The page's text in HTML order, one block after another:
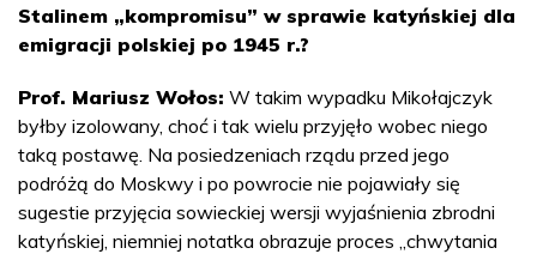
Stalinem „kompromisu” w sprawie katyńskiej dla
emigracji polskiej po 1945 r.?
Prof. Mariusz Wołos: W takim wypadku Mikołajczyk
byłby izolowany, choć i tak wielu przyjęło wobec niego
taką postawę. Na posiedzeniach rządu przed jego
podróżą do Moskwy i po powrocie nie pojawiały się
sugestie przyjęcia sowieckiej wersji wyjaśnienia zbrodni
katyńskiej, niemniej notatka obrazuje proces „chwytania